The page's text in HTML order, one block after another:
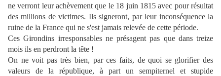
ne verront leur achèvement que le 18 juin 1815 avec pour résultat
des millions de victimes. Ils signeront, par leur inconséquence la
ruine de la France qui ne s'est jamais relevée de cette période.
Ces Girondins irresponsables ne présagent pas que dans treize
mois ils en perdront la tête !
On ne voit pas très bien, par ces faits, de quoi se glorifier des
valeurs de la république, à part un sempiternel et stupide